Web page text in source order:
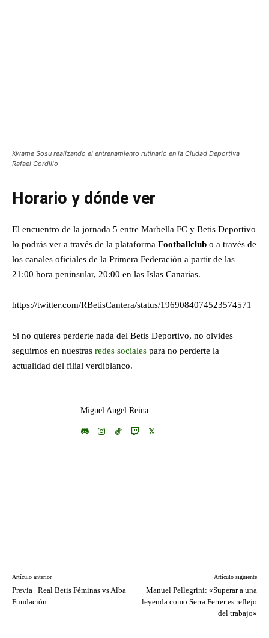
Kwame Sosu realizando el entrenamiento rutinario en la Ciudad Deportiva
Rafael Gordillo
Horario y dónde ver
El encuentro de la jornada 5 entre Marbella FC y Betis Deportivo
lo podrás ver a través de la plataforma Footballclub o a través de
los canales oficiales de la Primera Federación a partir de las
21:00 hora peninsular, 20:00 en las Islas Canarias.
https://twitter.com/RBetisCantera/status/1969084074523574571
Si no quieres perderte nada del Betis Deportivo, no olvides
seguirnos en nuestras redes sociales para no perderte la
actualidad del filial verdiblanco.
Miguel Angel Reina
Artículo anterior
Previa | Real Betis Féminas vs Alba
Fundación
Artículo siguiente
Manuel Pellegrini: «Superar a una
leyenda como Serra Ferrer es reflejo
del trabajo»